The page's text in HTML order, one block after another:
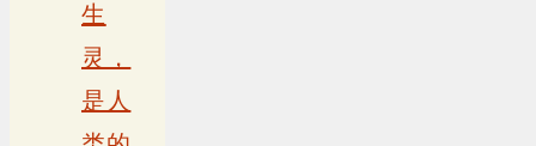
生
灵，
是人